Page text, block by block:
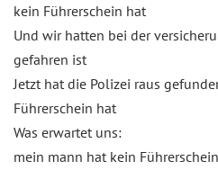
kein Führerschein hat
Und wir hatten bei der
gefahren ist
Jetzt hat die Polizei raus
Führerschein hat
Was erwartet uns:
mein mann hat kein Führerschein